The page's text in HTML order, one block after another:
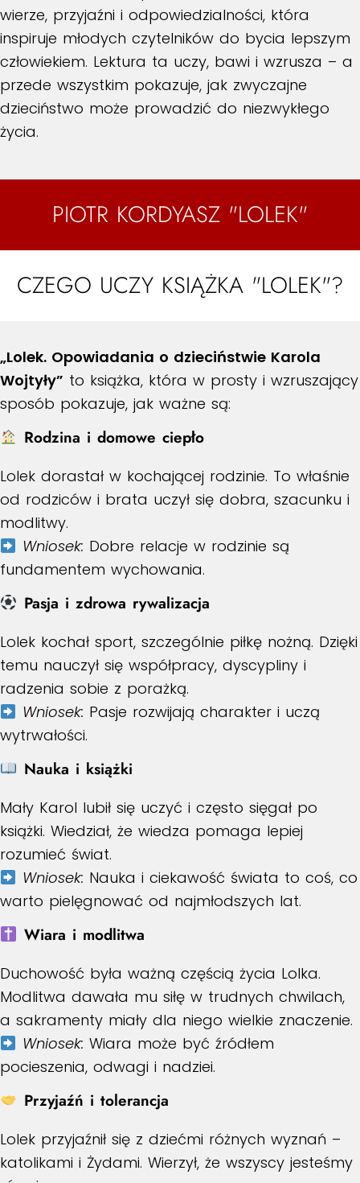
wierze, przyjaźni i odpowiedzialności, która
inspiruje młodych czytelników do bycia lepszym
człowiekiem. Lektura ta uczy, bawi i wzrusza – a
przede wszystkim pokazuje, jak zwyczajne
dzieciństwo może prowadzić do niezwykłego
życia.
PIOTR KORDYASZ "LOLEK"
CZEGO UCZY KSIĄŻKA "LOLEK"?
„Lolek. Opowiadania o dzieciństwie Karola
Wojtyły” to książka, która w prosty i wzruszający
sposób pokazuje, jak ważne są:
Rodzina i domowe ciepło
Lolek dorastał w kochającej rodzinie. To właśnie
od rodziców i brata uczył się dobra, szacunku i
modlitwy.
Wniosek: Dobre relacje w rodzinie są
fundamentem wychowania.
Pasja i zdrowa rywalizacja
Lolek kochał sport, szczególnie piłkę nożną. Dzięki
temu nauczył się współpracy, dyscypliny i
radzenia sobie z porażką.
Wniosek: Pasje rozwijają charakter i uczą
wytrwałości.
Nauka i książki
Mały Karol lubił się uczyć i często sięgał po
książki. Wiedział, że wiedza pomaga lepiej
rozumieć świat.
Wniosek: Nauka i ciekawość świata to coś, co
warto pielęgnować od najmłodszych lat.
Wiara i modlitwa
Duchowość była ważną częścią życia Lolka.
Modlitwa dawała mu siłę w trudnych chwilach,
a sakramenty miały dla niego wielkie znaczenie.
Wniosek: Wiara może być źródłem
pocieszenia, odwagi i nadziei.
Przyjaźń i tolerancja
Lolek przyjaźnił się z dziećmi różnych wyznań –
katolikami i Żydami. Wierzył, że wszyscy jesteśmy